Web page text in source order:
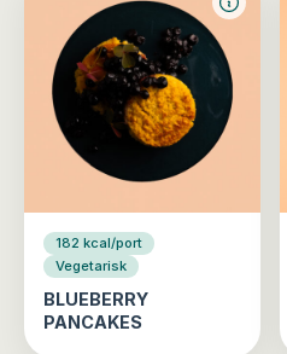
182 kcal/port
Vegetarisk
BLUEBERRY
PANCAKES